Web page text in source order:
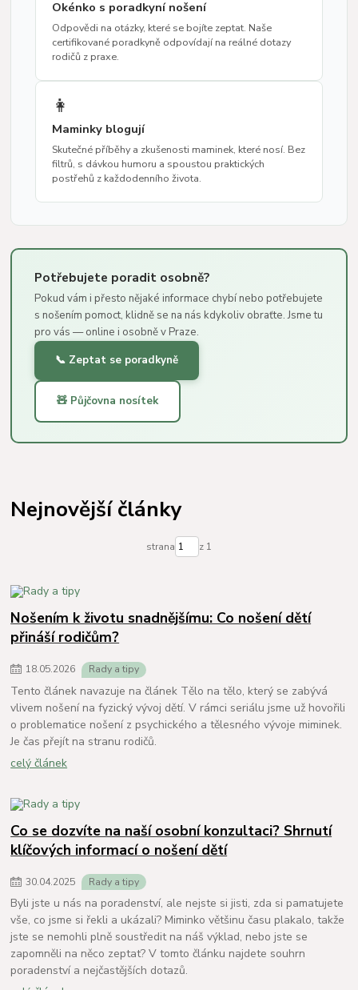
Okénko s poradkyní nošení
Odpovědi na otázky, které se bojíte zeptat. Naše
certifikované poradkyně odpovídají na reálné dotazy
rodičů z praxe.
👩
Maminky blogují
Skutečné příběhy a zkušenosti maminek, které nosí. Bez
filtrů, s dávkou humoru a spoustou praktických
postřehů z každodenního života.
Potřebujete poradit osobně?
Pokud vám i přesto nějaké informace chybí nebo potřebujete
s nošením pomoct, klidně se na nás kdykoliv obraťte. Jsme tu
pro vás — online i osobně v Praze.
📞 Zeptat se poradkyně
🧸 Půjčovna nosítek
Nejnovější články
strana z 1
Nošením k životu snadnějšímu: Co nošení dětí
přináší rodičům?
18.05.2026 Rady a tipy
Tento článek navazuje na článek Tělo na tělo, který se zabývá
vlivem nošení na fyzický vývoj dětí. V rámci seriálu jsme už hovořili
o problematice nošení z psychického a tělesného vývoje miminek.
Je čas přejít na stranu rodičů.
celý článek
Co se dozvíte na naší osobní konzultaci? Shrnutí
klíčových informací o nošení dětí
30.04.2025 Rady a tipy
Byli jste u nás na poradenství, ale nejste si jisti, zda si pamatujete
vše, co jsme si řekli a ukázali? Miminko většinu času plakalo, takže
jste se nemohli plně soustředit na náš výklad, nebo jste se
zapomněli na něco zeptat? V tomto článku najdete souhrn
poradenství a nejčastějších dotazů.